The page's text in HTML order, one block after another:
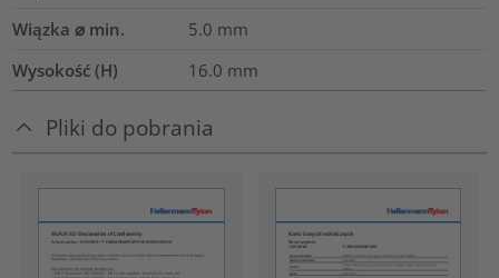
Wiązka ⌀ min.
5.0 mm
Wysokość (H)
16.0 mm
Pliki do pobrania